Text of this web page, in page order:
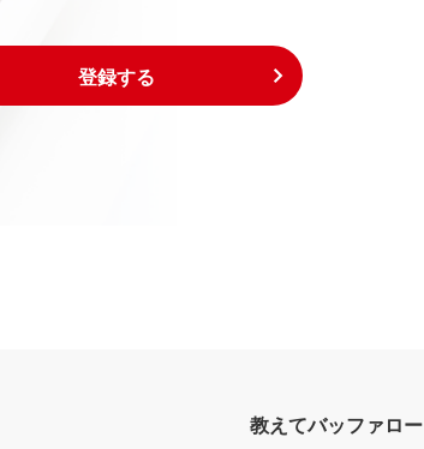
登録する
教えてバッファロー